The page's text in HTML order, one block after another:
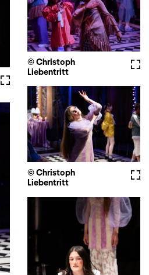
© Christoph
Liebentritt
Fullscreen
© Christoph
Liebentritt